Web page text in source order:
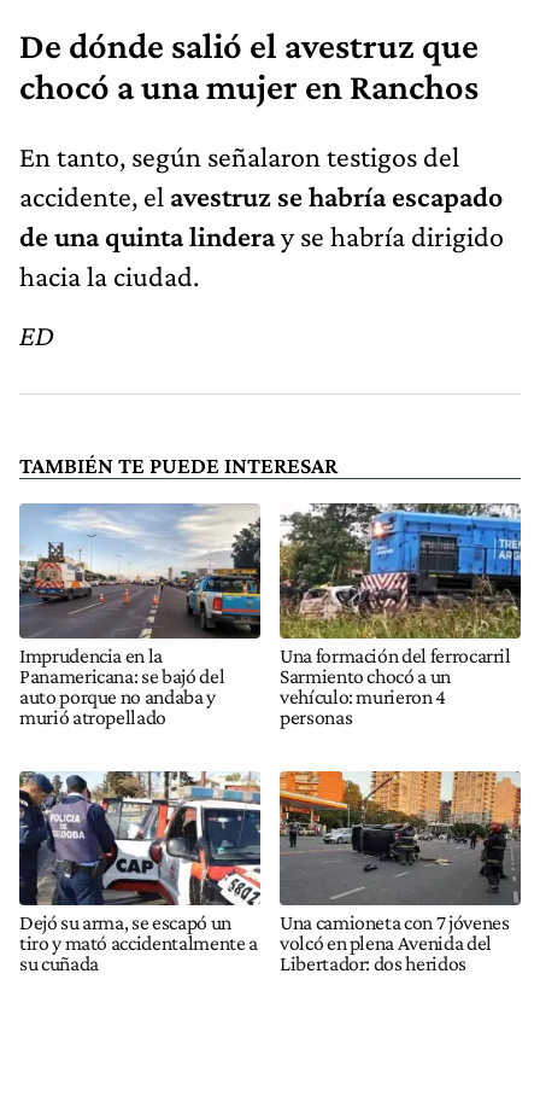
De dónde salió el avestruz que
chocó a una mujer en Ranchos
En tanto, según señalaron testigos del
accidente, el avestruz se habría escapado
de una quinta linderay se habría dirigido
hacia la ciudad.
ED
TAMBIÉN TE PUEDE INTERESAR
Imprudencia en la
Panamericana: se bajó del
auto porque no andaba y
murió atropellado
Una formación del ferrocarril
Sarmiento chocó a un
vehículo: murieron 4
personas
Dejó su arma, se escapó un
tiro y mató accidentalmente a
su cuñada
Una camioneta con 7 jóvenes
volcó en plena Avenida del
Libertador: dos heridos